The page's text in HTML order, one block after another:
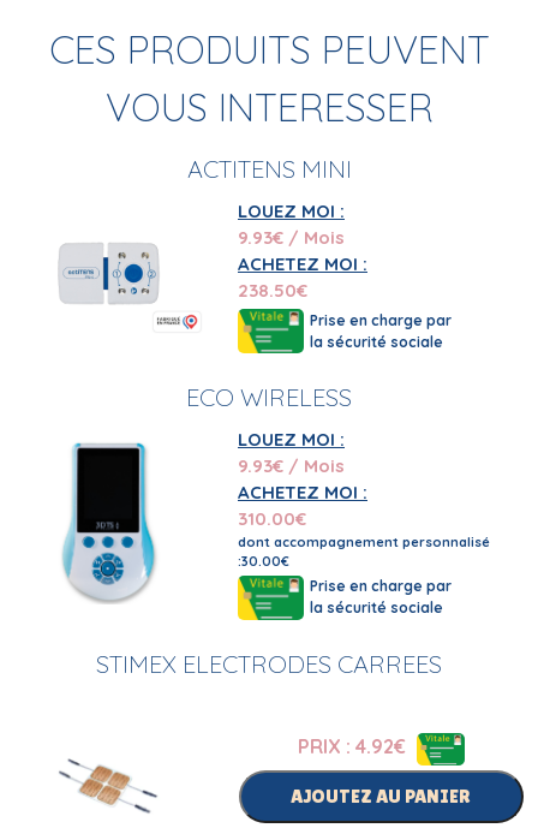
CES PRODUITS PEUVENT
VOUS INTERESSER
ACTITENS MINI
LOUEZ MOI :
9.93€ / Mois
ACHETEZ MOI :
238.50€
Prise en charge par
la sécurité sociale
ECO WIRELESS
LOUEZ MOI :
9.93€ / Mois
ACHETEZ MOI :
310.00€
dont accompagnement personnalisé
:30.00€
Prise en charge par
la sécurité sociale
STIMEX ELECTRODES CARREES
PRIX : 4.92€
AJOUTEZ AU PANIER